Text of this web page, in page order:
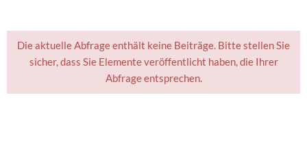
Die aktuelle Abfrage enthält keine Beiträge. Bitte stellen Sie
sicher, dass Sie Elemente veröffentlicht haben, die Ihrer
Abfrage entsprechen.